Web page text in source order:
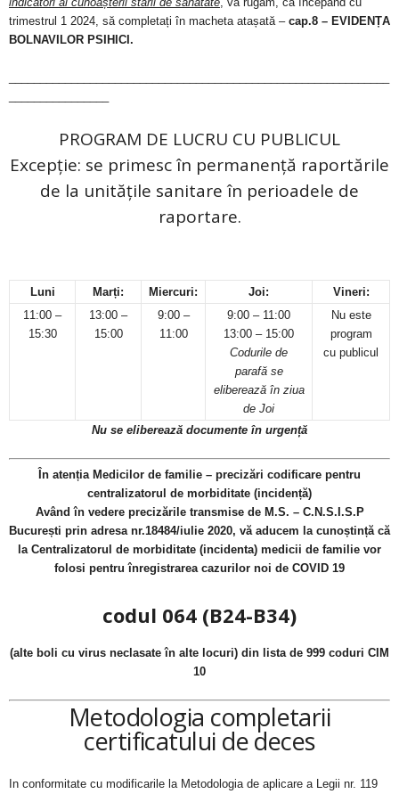
trimestrul 1 2024, să completați în macheta atașată – cap.8 – EVIDENȚA
BOLNAVILOR PSIHICI.
PROGRAM DE LUCRU CU PUBLICUL
Excepție: se primesc în permanență raportările
de la unitățile sanitare în perioadele de
raportare.
Luni Marți: Miercuri: Joi:
Vineri:
11:00 –
15:30
13:00 –
15:00
9:00 –
11:00
9:00 – 11:00
13:00 – 15:00
Codurile de
parafă se
eliberează în ziua
de Joi
Nu este
program
cu publicul
Nu se eliberează documente în urgență
În atenția Medicilor de familie – precizări codificare pentru
centralizatorul de morbiditate (incidență)
Având în vedere precizările transmise de M.S. – C.N.S.I.S.P
București prin adresa nr.18484/iulie 2020, vă aducem la cunoștință că
la Centralizatorul de morbiditate (incidenta) medicii de familie vor
folosi pentru înregistrarea cazurilor noi de COVID 19
codul 064 (B24-B34)
(alte boli cu virus neclasate în alte locuri) din lista de 999 coduri CIM
10
Metodologia completarii
certificatului de deces
In conformitate cu modificarile la Metodologia de aplicare a Legii nr. 119